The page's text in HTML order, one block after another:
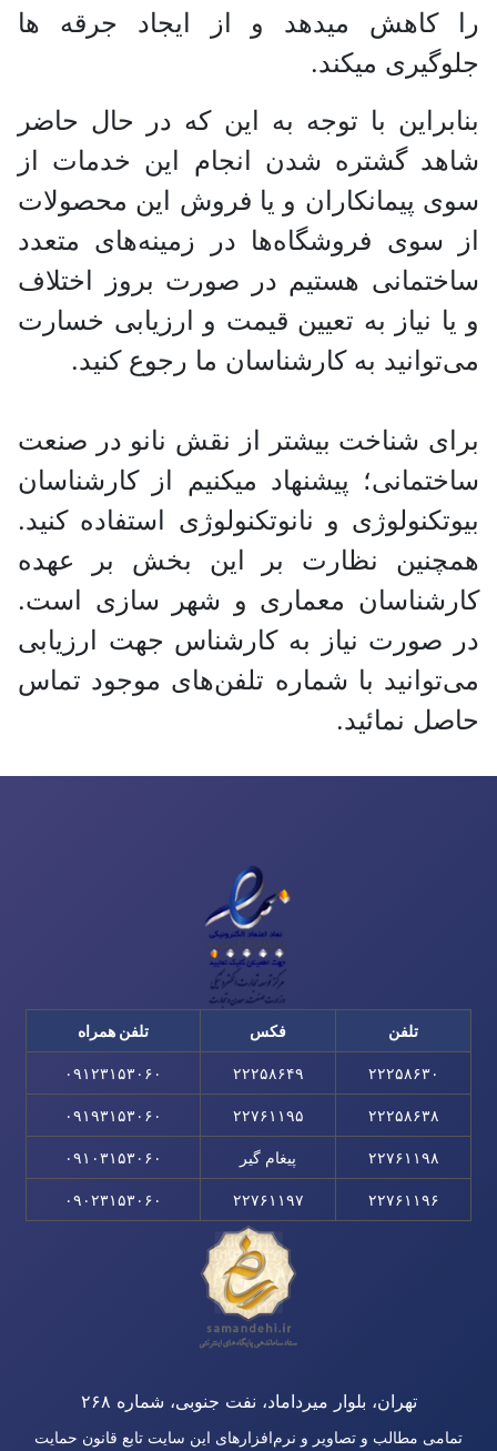
را کاهش میدهد و از ایجاد جرقه ها
جلوگیری میکند.
بنابراین با توجه به این که در حال حاضر
شاهد گشتره شدن انجام این خدمات از
سوی پیمانکاران و یا فروش این محصولات
از سوی فروشگاه‌ها در زمینه‌های متعدد
ساختمانی هستیم در صورت بروز اختلاف
و یا نیاز به تعیین قیمت و ارزیابی خسارت
می‌توانید به کارشناسان ما رجوع کنید.
برای شناخت بیشتر از نقش نانو در صنعت
ساختمانی؛ پیشنهاد میکنیم از کارشناسان
بیوتکنولوژی و نانوتکنولوژی استفاده کنید.
همچنین نظارت بر این بخش بر عهده
کارشناسان معماری و شهر سازی است.
در صورت نیاز به کارشناس جهت ارزیابی
می‌توانید با شماره تلفن‌های موجود تماس
حاصل نمائید.
تلفن فکس تلفن همراه
۲۲۲۵۸۶۳۰ ۲۲۲۵۸۶۴۹ ۰۹۱۲۳۱۵۳۰۶۰
۲۲۲۵۸۶۳۸ ۲۲۷۶۱۱۹۵ ۰۹۱۹۳۱۵۳۰۶۰
۲۲۷۶۱۱۹۸ پیغام گیر ۰۹۱۰۳۱۵۳۰۶۰
۲۲۷۶۱۱۹۶ ۲۲۷۶۱۱۹۷ ۰۹۰۲۳۱۵۳۰۶۰
تهران، بلوار میرداماد، نفت جنوبی، شماره ۲۶۸
تمامی مطالب و تصاویر و نرم‌افزارهای این سایت تابع قانون حمایت